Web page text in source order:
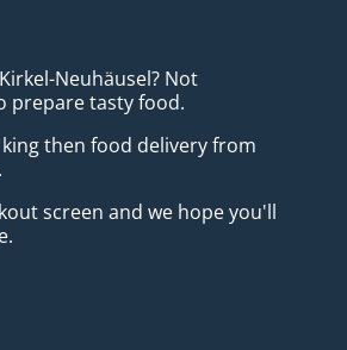
Neuhäusel? Not
prepare tasty food.
then food delivery from
screen and we hope you'll